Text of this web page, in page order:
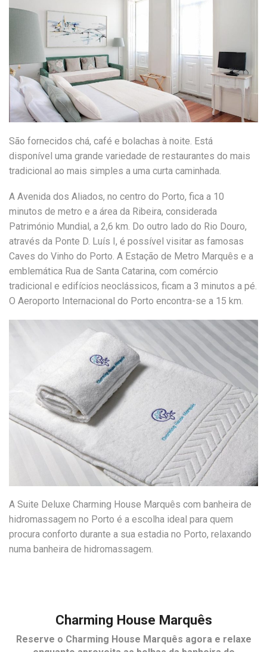
São fornecidos chá, café e bolachas à noite. Está
disponível uma grande variedade de restaurantes do mais
tradicional ao mais simples a uma curta caminhada.
A Avenida dos Aliados, no centro do Porto, fica a 10
minutos de metro e a área da Ribeira, considerada
Património Mundial, a 2,6 km. Do outro lado do Rio Douro,
através da Ponte D. Luís I, é possível visitar as famosas
Caves do Vinho do Porto. A Estação de Metro Marquês e a
emblemática Rua de Santa Catarina, com comércio
tradicional e edifícios neoclássicos, ficam a 3 minutos a pé.
O Aeroporto Internacional do Porto encontra-se a 15 km.
A Suite Deluxe Charming House Marquês com banheira de
hidromassagem no Porto é a escolha ideal para quem
procura conforto durante a sua estadia no Porto, relaxando
numa banheira de hidromassagem.
Charming House Marquês
Reserve o Charming House Marquês agora e relaxe